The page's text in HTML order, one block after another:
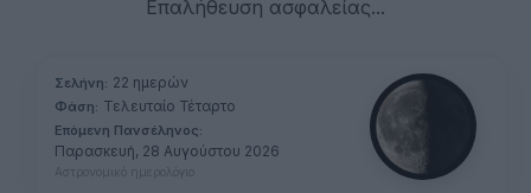
Επαλήθευση ασφαλείας...
Σελήνη: 22 ημερών
Φάση: Τελευταίο Τέταρτο
Επόμενη Πανσέληνος:
Παρασκευή, 28 Αυγούστου 2026
Αστρονομικό ημερολόγιο